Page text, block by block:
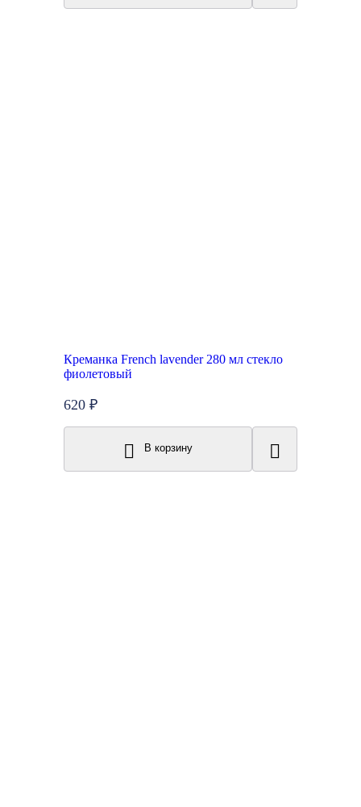
Креманка French lavender 280 мл стекло
фиолетовый
620 ₽
В корзину